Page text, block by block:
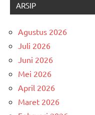
ARSIP
Agustus 2026
Juli 2026
Juni 2026
Mei 2026
April 2026
Maret 2026